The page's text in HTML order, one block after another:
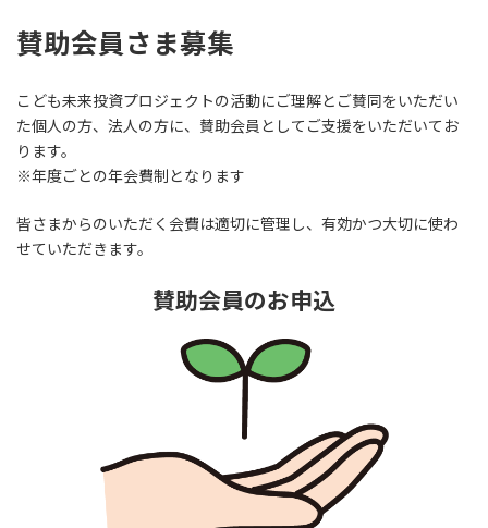
賛助会員さま募集
こども未来投資プロジェクトの活動にご理解とご賛同をいただい
た個人の方、法人の方に、賛助会員としてご支援をいただいてお
ります。
※年度ごとの年会費制となります
皆さまからのいただく会費は適切に管理し、有効かつ大切に使わ
せていただきます。
賛助会員のお申込